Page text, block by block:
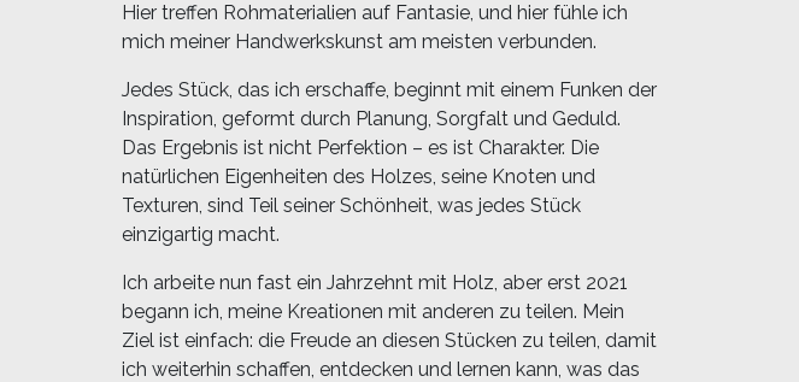
Hier treffen Rohmaterialien auf Fantasie, und hier fühle ich
mich meiner Handwerkskunst am meisten verbunden.
Jedes Stück, das ich erschaffe, beginnt mit einem Funken der
Inspiration, geformt durch Planung, Sorgfalt und Geduld.
Das Ergebnis ist nicht Perfektion – es ist Charakter. Die
natürlichen Eigenheiten des Holzes, seine Knoten und
Texturen, sind Teil seiner Schönheit, was jedes Stück
einzigartig macht.
Ich arbeite nun fast ein Jahrzehnt mit Holz, aber erst 2021
begann ich, meine Kreationen mit anderen zu teilen. Mein
Ziel ist einfach: die Freude an diesen Stücken zu teilen, damit
ich weiterhin schaffen, entdecken und lernen kann, was das